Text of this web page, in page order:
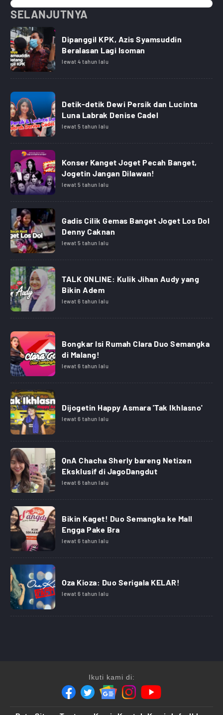
SELANJUTNYA
Dipanggil KPK, Azis Syamsuddin
Beralasan Lagi Isoman
lewat 4 tahun lalu
Detik-detik Dewi Persik dan Lucinta
Luna Labrak Denise Cadel
lewat 5 tahun lalu
Konser Kanget Joget Pecah Banget,
Jogetin Jangan Dilawan!
lewat 5 tahun lalu
Gadis Cilik Gemas Banget Joget Los Dol
Denny Caknan
lewat 5 tahun lalu
TALK ONLINE: Kulik Jihan Audy yang
Bikin Adem
lewat 6 tahun lalu
Bongkar Isi Rumah Clara Duo Semangka
di Malang!
lewat 6 tahun lalu
Dijogetin Happy Asmara 'Tak Ikhlasno'
lewat 6 tahun lalu
QnA Chacha Sherly bareng Netizen
Eksklusif di JagoDangdut
lewat 6 tahun lalu
Bikin Kaget! Duo Semangka ke Mall
Engga Pake Bra
lewat 6 tahun lalu
Oza Kioza: Duo Serigala KELAR!
lewat 6 tahun lalu
Ikuti kami di: